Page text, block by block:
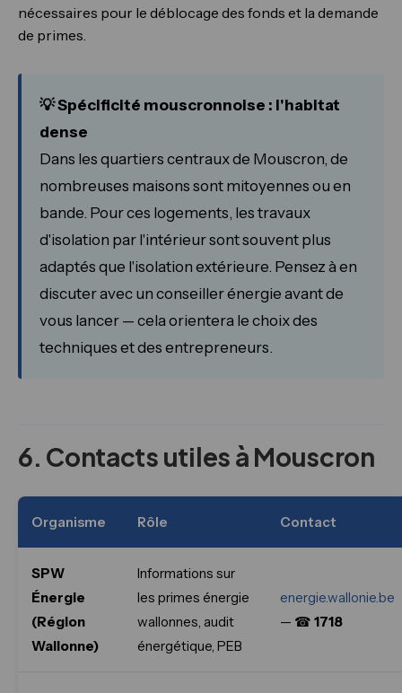
nécessaires pour le déblocage des fonds et la demande
de primes.
💡 Spécificité mouscronnoise : l'habitat
dense
Dans les quartiers centraux de Mouscron, de
nombreuses maisons sont mitoyennes ou en
bande. Pour ces logements, les travaux
d'isolation par l'intérieur sont souvent plus
adaptés que l'isolation extérieure. Pensez à en
discuter avec un conseiller énergie avant de
vous lancer — cela orientera le choix des
techniques et des entrepreneurs.
6. Contacts utiles à Mouscron
Organisme Rôle Contact
SPW
Énergie
(Région
Wallonne)
Informations sur
les primes énergie
wallonnes, audit
énergétique, PEB
energie.wallonie.be
— ☎ 1718